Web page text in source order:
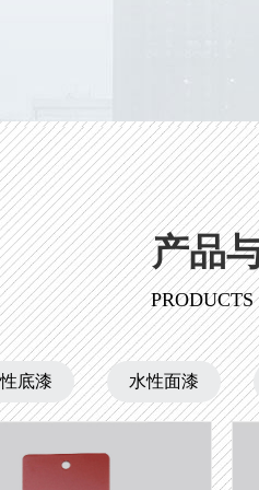
产品
PRODUCTS
底漆 水性面漆